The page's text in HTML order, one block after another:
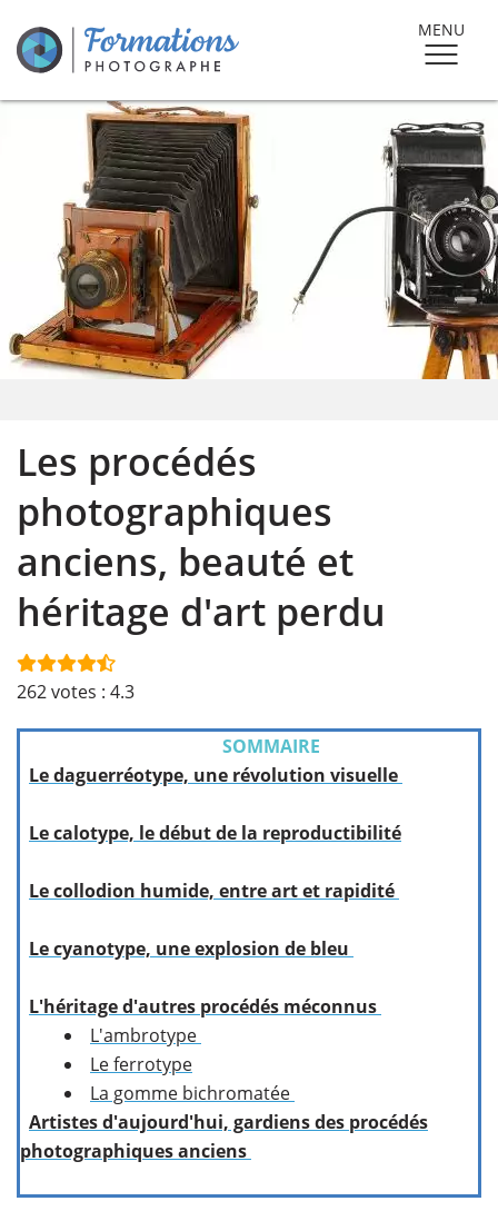
MENU
Les procédés
photographiques
anciens, beauté et
héritage d'art perdu
262votes : 4.3
SOMMAIRE
Le daguerréotype, une révolution visuelle
Le calotype, le début de la reproductibilité
Le collodion humide, entre art et rapidité
Le cyanotype, une explosion de bleu
L'héritage d'autres procédés méconnus
L'ambrotype
Le ferrotype
La gomme bichromatée
Artistes d'aujourd'hui, gardiens des procédés
photographiques anciens